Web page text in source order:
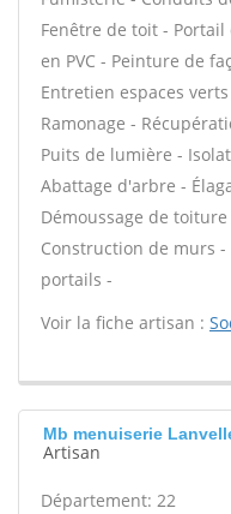
Fenêtre de toit -
en PVC - Peinture de
Entretien espaces
Ramonage -
Puits de lumière -
Abattage d'arbre -
Démoussage de
Construction de murs
portails -
Voir la fiche artisan :
Mb menuiserie
Artisan
Département: 22